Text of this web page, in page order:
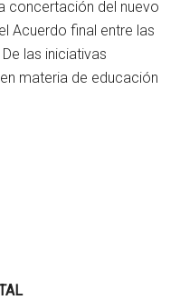
concertación del nuevo
Acuerdo final entre las
las iniciativas
materia de educación